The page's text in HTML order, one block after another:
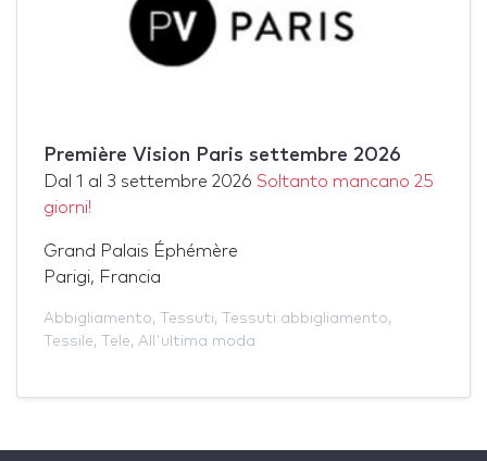
Première Vision Paris settembre 2026
Dal 1 al 3 settembre 2026 Soltanto mancano 25
giorni!
Grand Palais Éphémère
Parigi, Francia
Abbigliamento, Tessuti, Tessuti abbigliamento,
Tessile, Tele, All'ultima moda